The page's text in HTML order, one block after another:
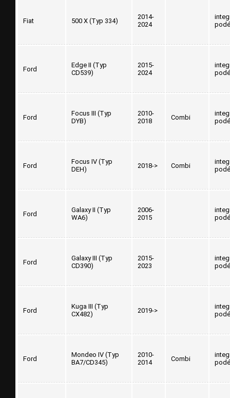
Fiat 500 X (Typ 334)
2014-
2024
Ford
Edge II (Typ
CD539)
2015-
2024
Ford
Focus III (Typ
DYB)
2010-
2018
Combi
Ford
Focus IV (Typ
DEH)
2018-> Combi
Ford
Galaxy II (Typ
WA6)
2006-
2015
Ford
Galaxy III (Typ
CD390)
2015-
2023
Ford
Kuga III (Typ
CX482)
2019->
Ford
Mondeo IV (Typ
BA7/CD345)
2010-
2014
Combi